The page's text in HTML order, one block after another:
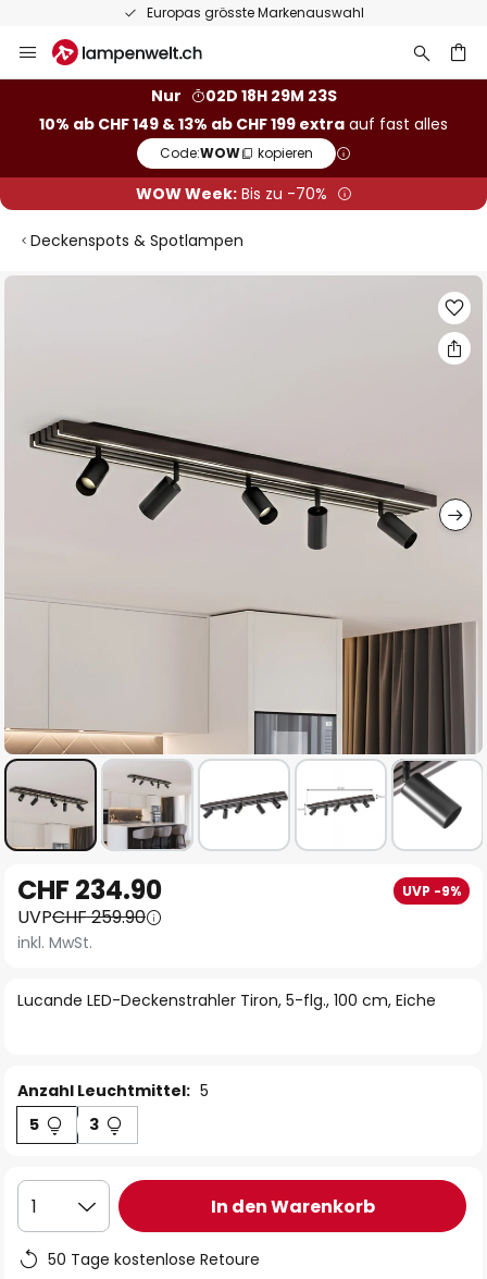
Europas grösste Markenauswahl
Inhalt
Nur
02D 18H 29M 22S
10% ab CHF 149 & 13% ab CHF 199 extra auf fast alles
Code:WOW kopieren
WOW Week:Bis zu -70%
Deckenspots & Spotlampen
Zum
Anfang
der
Bildgalerie
Lucande LED-Deckenstrahler Tiron, 5-flg., 100 cm, Eiche
CHF 234.90 UVP -9%
UVPCHF 259.90
inkl. MwSt.
Anzahl Leuchtmittel: 5
5
3
1 In den Warenkorb
50 Tage kostenlose Retoure